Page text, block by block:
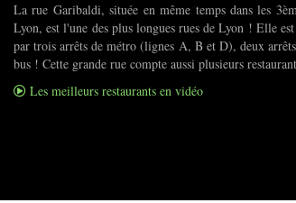
La rue Garibaldi, située en même temps dans les
Lyon, est l'une des plus longues rues de Lyon ! Elle
par trois arrêts de métro (lignes A, B et D), deux
bus ! Cette grande rue compte aussi plusieurs
Les meilleurs restaurants en vidéo